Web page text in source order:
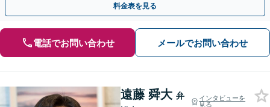
料金表を見る
電話でお問い合わせ メールでお問い合わせ
遠藤 舜大 弁
インタビューを
見る